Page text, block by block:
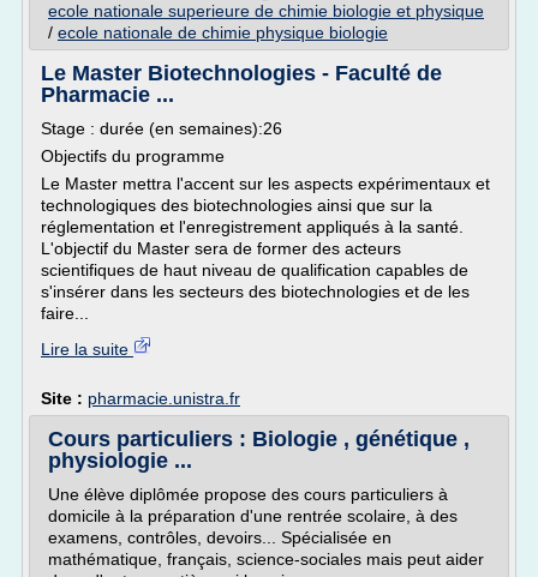
ecole nationale superieure de chimie biologie et physique
/ ecole nationale de chimie physique biologie
Le Master Biotechnologies - Faculté de
Pharmacie ...
Stage : durée (en semaines):26
Objectifs du programme
Le Master mettra l'accent sur les aspects expérimentaux et
technologiques des biotechnologies ainsi que sur la
réglementation et l'enregistrement appliqués à la santé.
L'objectif du Master sera de former des acteurs
scientifiques de haut niveau de qualification capables de
s'insérer dans les secteurs des biotechnologies et de les
faire...
Lire la suite
Site : pharmacie.unistra.fr
Cours particuliers : Biologie , génétique ,
physiologie ...
Une élève diplômée propose des cours particuliers à
domicile à la préparation d'une rentrée scolaire, à des
examens, contrôles, devoirs... Spécialisée en
mathématique, français, science-sociales mais peut aider